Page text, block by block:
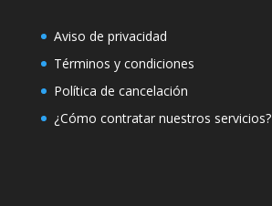
Aviso de privacidad
Términos y condiciones
Política de cancelación
¿Cómo contratar nuestros servicios?